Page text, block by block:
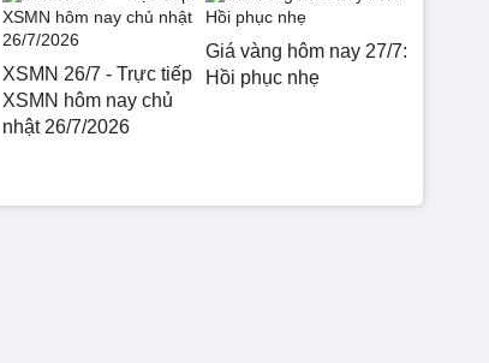
XSMN 26/7 - Trực tiếp
XSMN hôm nay chủ
nhật 26/7/2026
Giá vàng hôm nay 27/7:
Hồi phục nhẹ